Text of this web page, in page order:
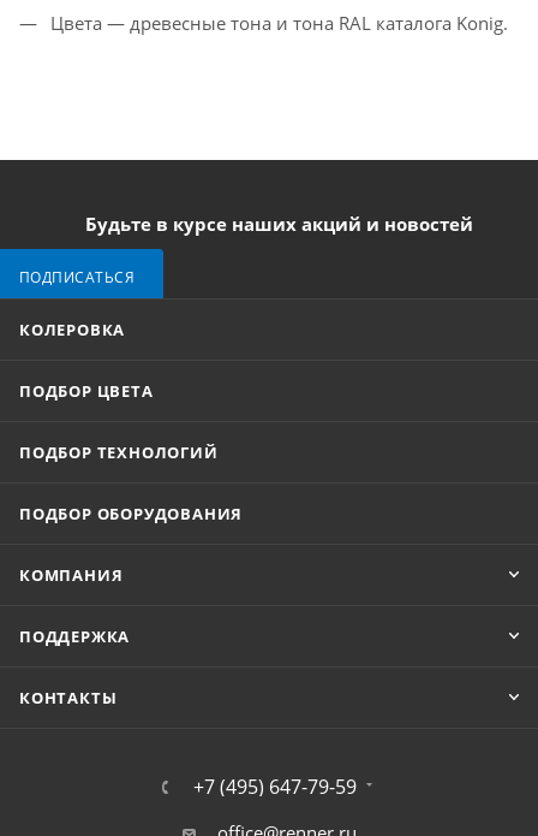
Цвета — древесные тона и тона RAL каталога Konig.
Будьте в курсе наших акций и новостей
ПОДПИСАТЬСЯ
КОЛЕРОВКА
ПОДБОР ЦВЕТА
ПОДБОР ТЕХНОЛОГИЙ
ПОДБОР ОБОРУДОВАНИЯ
КОМПАНИЯ
ПОДДЕРЖКА
КОНТАКТЫ
+7 (495) 647-79-59